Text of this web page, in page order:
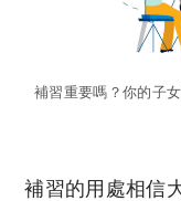
補習重要嗎？你的子
補習的用處相信